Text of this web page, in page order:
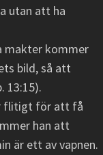
utan att ha
makter kommer
bild, så att
13:15).
flitigt för att få
han att
är ett av vapnen.